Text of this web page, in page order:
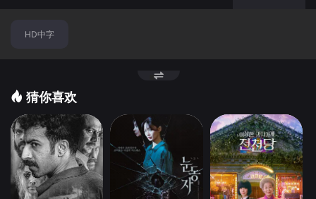
HD中字
猜你喜欢